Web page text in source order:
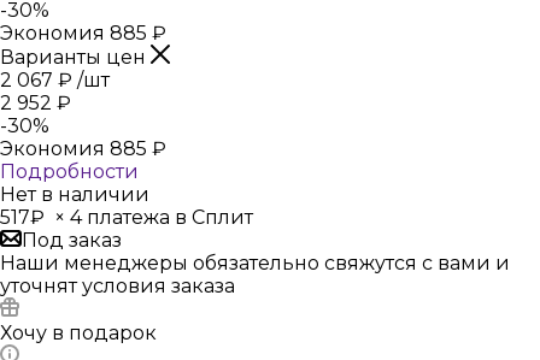
-30%
Экономия 885 ₽
Варианты цен
2 067 ₽ /шт
2 952 ₽
-30%
Экономия 885 ₽
Подробности
Нет в наличии
517₽ × 4 платежа в Сплит
Под заказ
Наши менеджеры обязательно свяжутся с вами и
уточнят условия заказа
Хочу в подарок